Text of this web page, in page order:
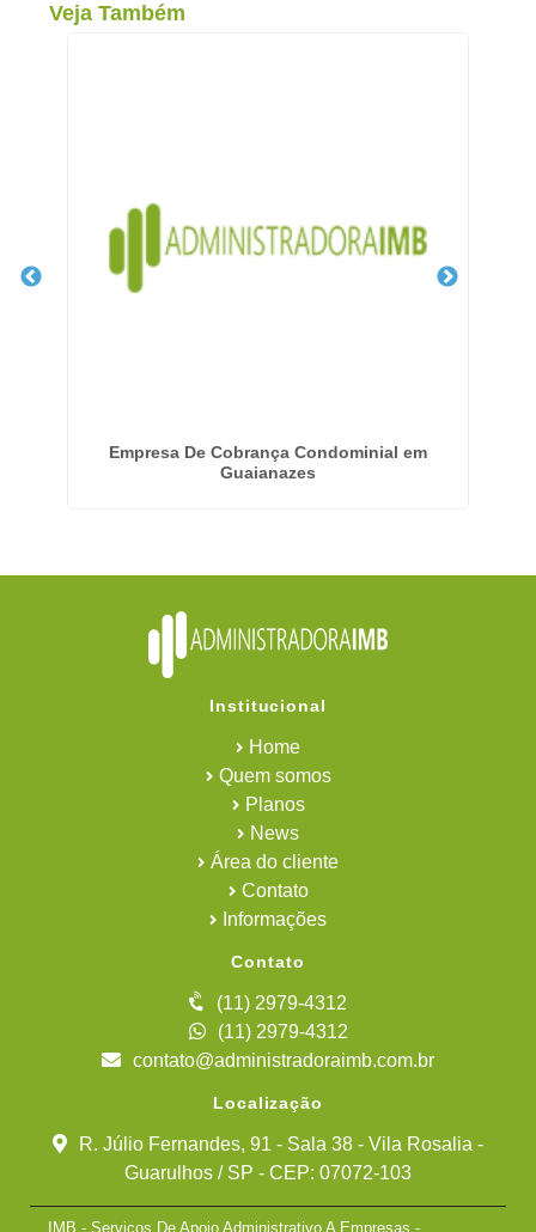
Veja Também
Empresa De Cobrança Condominial em
Guaianazes
Institucional
Home
Quem somos
Planos
News
Área do cliente
Contato
Informações
Contato
(11) 2979-4312
(11) 2979-4312
contato@administradoraimb.com.br
Localização
R. Júlio Fernandes, 91 - Sala 38 - Vila Rosalia -
Guarulhos / SP - CEP: 07072-103
IMB - Serviços De Apoio Administrativo A Empresas -